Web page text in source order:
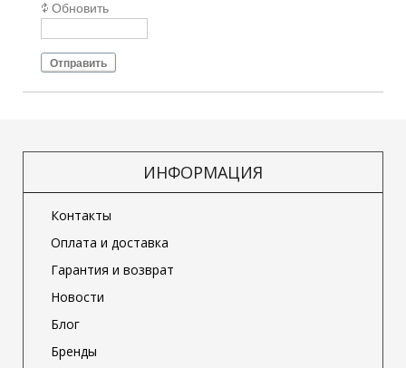
Обновить
Отправить
ИНФОРМАЦИЯ
Контакты
Оплата и доставка
Гарантия и возврат
Новости
Блог
Бренды